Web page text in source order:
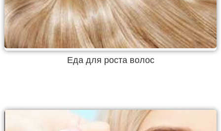
Еда для роста волос